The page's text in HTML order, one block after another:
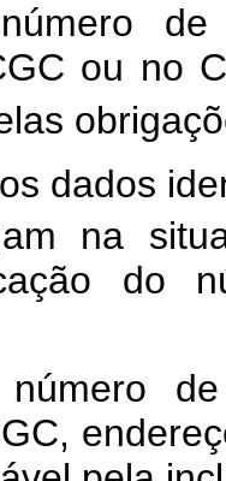
de
ou no
dados
na
do
de